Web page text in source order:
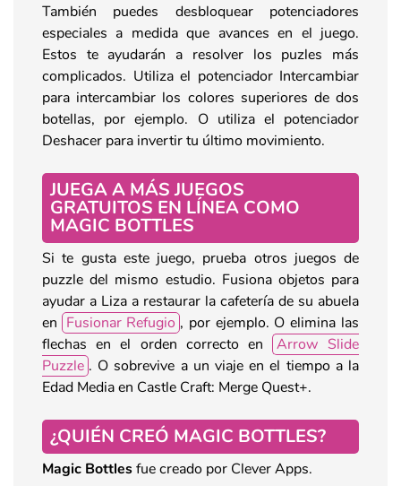
También puedes desbloquear potenciadores
especiales a medida que avances en el juego.
Estos te ayudarán a resolver los puzles más
complicados. Utiliza el potenciador Intercambiar
para intercambiar los colores superiores de dos
botellas, por ejemplo. O utiliza el potenciador
Deshacer para invertir tu último movimiento.
JUEGA A MÁS JUEGOS
GRATUITOS EN LÍNEA COMO
MAGIC BOTTLES
Si te gusta este juego, prueba otros juegos de
puzzle del mismo estudio. Fusiona objetos para
ayudar a Liza a restaurar la cafetería de su abuela
en Fusionar Refugio , por ejemplo. O elimina las
flechas en el orden correcto en
Arrow Slide
Puzzle . O sobrevive a un viaje en el tiempo a la
Edad Media en Castle Craft: Merge Quest+.
¿QUIÉN CREÓ MAGIC BOTTLES?
Magic Bottlesfue creado por Clever Apps.